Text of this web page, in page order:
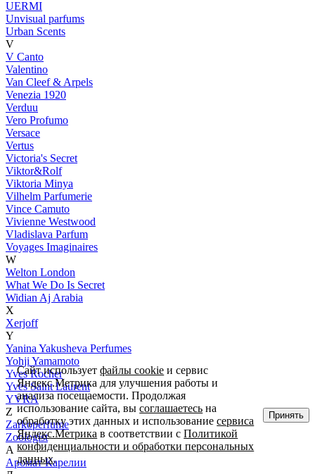
UERMI
Unvisual parfums
Urban Scents
V
V Canto
Valentino
Van Cleef & Arpels
Venezia 1920
Verduu
Vero Profumo
Versace
Vertus
Victoria's Secret
Viktor&Rolf
Viktoria Minya
Vilhelm Parfumerie
Vince Camuto
Vivienne Westwood
Vladislava Parfum
Voyages Imaginaires
W
Welton London
What We Do Is Secret
Widian Aj Arabia
X
Xerjoff
Y
Yanina Yakusheva Perfumes
Yohji Yamamoto
Yves Rocher
Yves Saint Laurent
YVRA
Z
Zarkoperfume
Zoologist
А
Аромат Карелии
Сайт используетфайлы cookie и сервис
Яндекс.Метрика для улучшения работы и
анализа посещаемости. Продолжая
использование сайта, высоглашаетесь на
обработку этих данных и использованиесервиса
Яндекс.Метрика в соответствии сПолитикой
конфиденциальности и обработки персональных
данных.
Принять